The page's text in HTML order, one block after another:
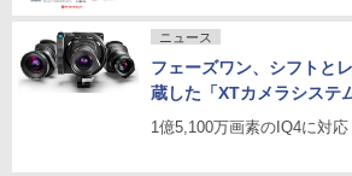
ニュース
フェーズワン、シフトと
蔵した「XTカメラシステ
1億5,100万画素のIQ4に対